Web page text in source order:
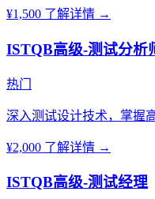
¥1,500 了解详情 →
ISTQB高级-测试分析
热门
深入测试设计技术，掌握
¥2,000 了解详情 →
ISTQB高级-测试经理